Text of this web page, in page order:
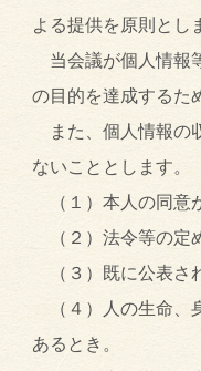
よる提供を原則とし
当会議が個人情報
の目的を達成するた
また、個人情報の
ないこととします。
（１）本人の同意
（２）法令等の定
（３）既に公表さ
（４）人の生命、
あるとき。